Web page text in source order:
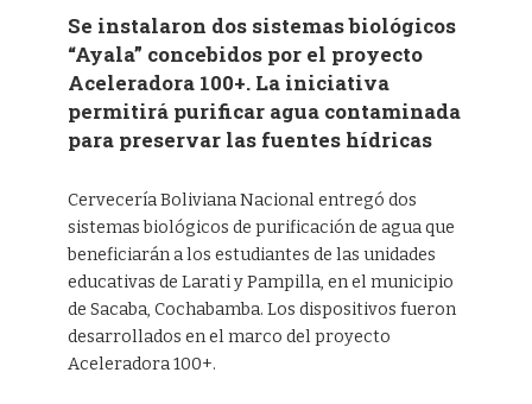
Se instalaron dos sistemas biológicos
“Ayala” concebidos por el proyecto
Aceleradora 100+. La iniciativa
permitirá purificar agua contaminada
para preservar las fuentes hídricas
Cervecería Boliviana Nacional entregó dos
sistemas biológicos de purificación de agua que
beneficiarán a los estudiantes de las unidades
educativas de Larati y Pampilla, en el municipio
de Sacaba, Cochabamba. Los dispositivos fueron
desarrollados en el marco del proyecto
Aceleradora 100+.